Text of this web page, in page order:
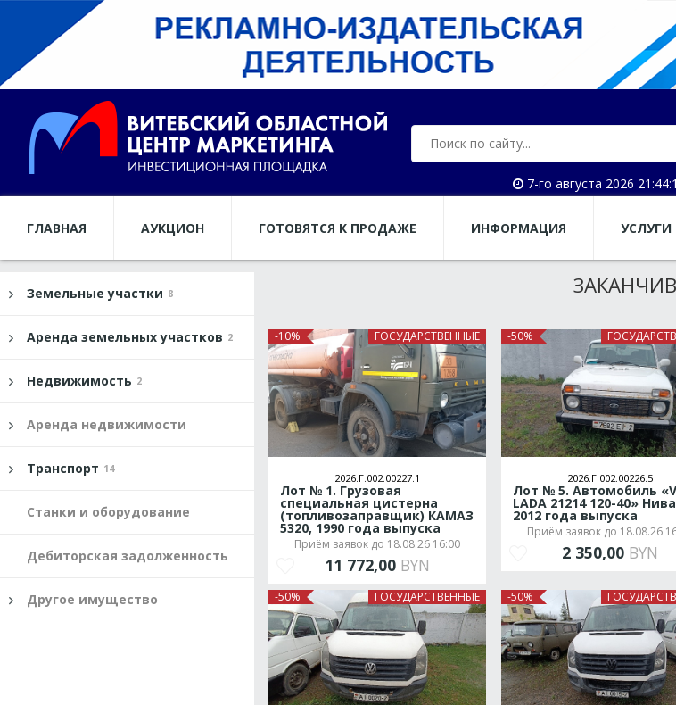
7-го августа 2026
ГЛАВНАЯ АУКЦИОН ГОТОВЯТСЯ К ПРОДАЖЕ ИНФОРМАЦИЯ УСЛУГИ
Земельные участки 8
Аренда земельных участков 2
Недвижимость 2
Аренда недвижимости
Транспорт 14
Станки и оборудование
Дебиторская задолженность
Другое имущество
ГОСУДАРСТВЕННЫЕ
-10%
2026.Г.002.00227.1
Лот № 1. Грузовая
специальная цистерна
(топливозаправщик) КАМАЗ
5320, 1990 года выпуска
Приём заявок до 18.08.26 16:00
11 772,00 BYN
-50%
2026.Г.002.00226.5
Лот № 5. Автомобиль
LADA 21214 120-40» Нива
2012 года выпуска
Приём заявок до 18.08.26
2 350,00 BYN
ГОСУДАРСТВЕННЫЕ
-50% -50%